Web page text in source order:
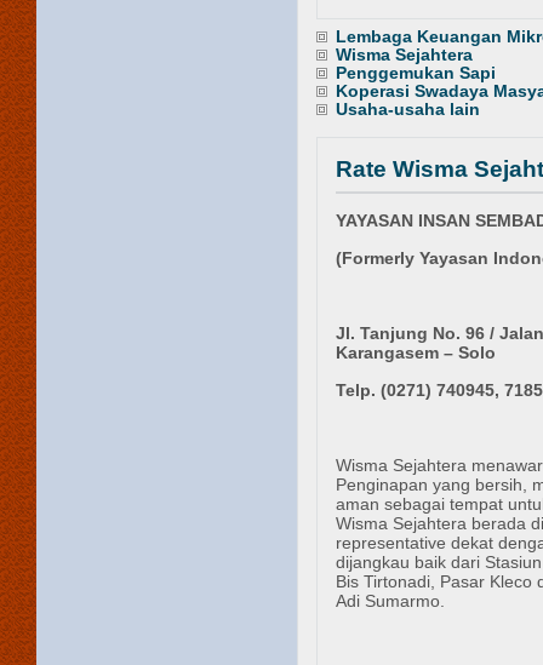
Lembaga Keuangan
Wisma Sejahtera
Penggemukan Sapi
Koperasi Swadaya
Usaha-usaha lain
Rate Wisma
YAYASAN INSAN
(Formerly Yayasan
Jl. Tanjung No. 96 /
Karangasem – Solo
Telp. (0271) 740945,
Wisma Sejahtera
Penginapan yang bersih,
aman sebagai tempat
Wisma Sejahtera berada
representative dekat
dijangkau baik dari
Bis Tirtonadi, Pasar
Adi Sumarmo.